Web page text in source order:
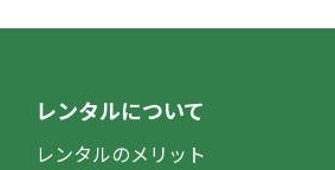
レンタルについて
レンタルのメリット